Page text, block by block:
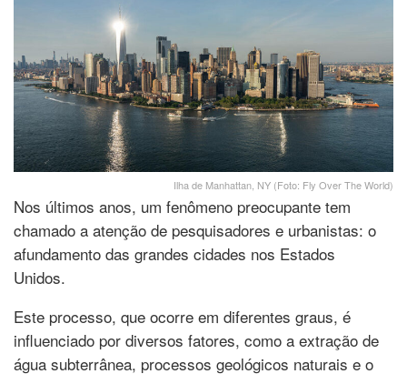
Ilha de Manhattan, NY (Foto: Fly Over The World)
Nos últimos anos, um fenômeno preocupante tem
chamado a atenção de pesquisadores e urbanistas: o
afundamento das grandes cidades nos Estados
Unidos.
Este processo, que ocorre em diferentes graus, é
influenciado por diversos fatores, como a extração de
água subterrânea, processos geológicos naturais e o